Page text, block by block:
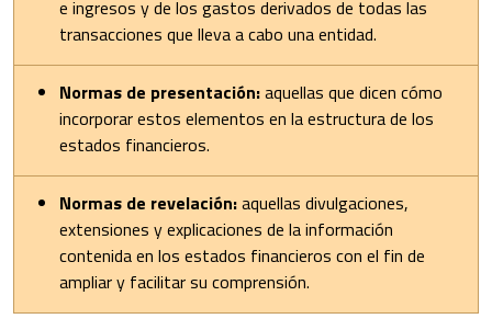
e ingresos y de los gastos derivados de todas las
transacciones que lleva a cabo una entidad.
Normas de presentación:aquellas que dicen cómo
incorporar estos elementos en la estructura de los
estados financieros.
Normas de revelación:aquellas divulgaciones,
extensiones y explicaciones de la información
contenida en los estados financieros con el fin de
ampliar y facilitar su comprensión.